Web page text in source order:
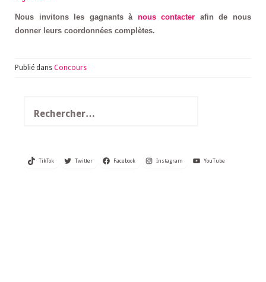
Nous invitons les gagnants à nous contacter afin de nous
donner leurs coordonnées complètes.
Publié dans Concours
TikTok Twitter Facebook Instagram YouTube